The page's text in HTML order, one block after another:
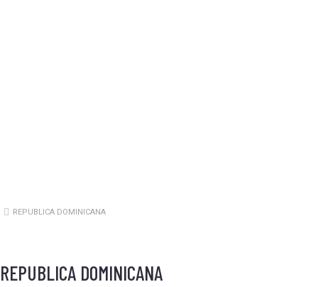
Estás aquí:
REPUBLICA DOMINICANA
REPUBLICA DOMINICANA